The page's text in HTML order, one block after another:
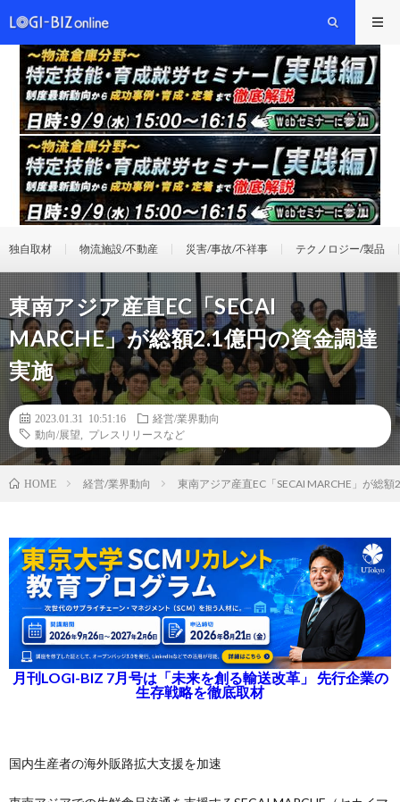
独自取材 物流施設/不動産 災害/事故/不祥事 テクノロジー/製品
東南アジア産直EC「SECAI
MARCHE」が総額2.1億円の資金調達
実施
2023.01.31 10:51:16
経営/業界動向
動向/展望
プレスリリースなど
HOME 経営/業界動向 東南アジア産直EC「SECAI MARCHE」が総
月刊LOGI-BIZ 7月号は「未来を創る輸送改革」 先行企業の
生存戦略を徹底取材
国内生産者の海外販路拡大支援を加速